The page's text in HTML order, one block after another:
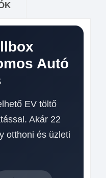
Autó
EV töltő
Akár 22
otthoni és üzleti